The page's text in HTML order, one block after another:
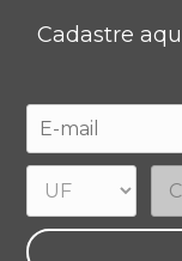
Cadastre